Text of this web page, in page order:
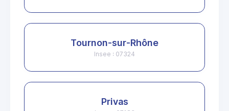
Tournon-sur-Rhône
Insee : 07324
Privas